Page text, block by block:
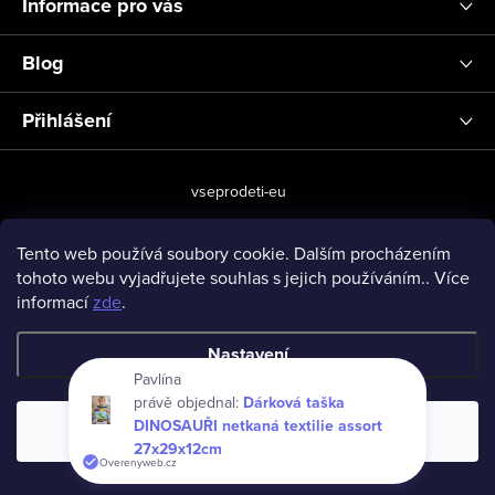
Tento web používá soubory cookie. Dalším procházením
tohoto webu vyjadřujete souhlas s jejich používáním.. Více
informacízde.
Nastavení
Souhlasím
Blog
Přihlášení
vseprodeti-eu
Copyright 2026www.vseprodeti.eu. Všechna práva vyhrazena.
Pavlína
právě objednal: Dárková taška
DINOSAUŘI netkaná textilie assort
27x29x12cm
Overenyweb.cz